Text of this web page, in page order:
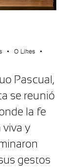
0 Likes
Pascual,
se reunió
la fe
y
gestos